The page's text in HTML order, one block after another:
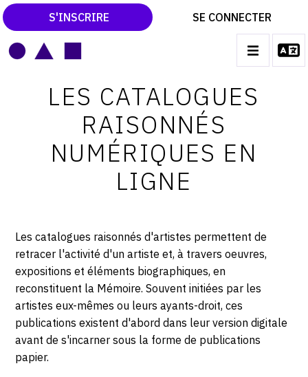
S'INSCRIRE SE CONNECTER
navigation
CATALOGUES RAISONNÉS
LES EXPOSITIONS
LES VERNISSAGES
ARCHIVES DES EXPOSITIONS
LIBRAIRIE : LIVRES & CATALOGUES
LEXIQUE ARTISTIQUE
SERVICES
LES CATALOGUES
RAISONNÉS
NUMÉRIQUES EN
LIGNE
Les catalogues raisonnés d'artistes permettent de
retracer l'activité d'un artiste et, à travers oeuvres,
expositions et éléments biographiques, en
reconstituent la Mémoire. Souvent initiées par les
artistes eux-mêmes ou leurs ayants-droit, ces
publications existent d'abord dans leur version digitale
avant de s'incarner sous la forme de publications
papier.